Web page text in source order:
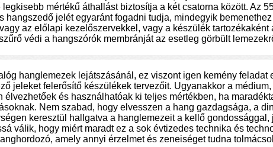
mértékű áthallást biztosítja a két csatorna között. Az
hangszedő jelét egyaránt fogadni tudja, mindegyik
az előlapi kezelőszervekkel, vagy a készülék tartozékaként
védi a hangszórók membránját az esetleg görbült
hanglemezek lejátszásánál, ez viszont igen kemény feladat
jeleket felerősítő készülékek tervezőit. Ugyanakkor a
és használhatóak ki teljes mértékben, ha
Nem szabad, hogy elvesszen a hang gazdagsága, a
keresztül hallgatva a hanglemezeit a kellő gondossággal,
válik, hogy miért maradt ez a sok évtizedes technika és
amely annyi érzelmet és zeneiséget tudna